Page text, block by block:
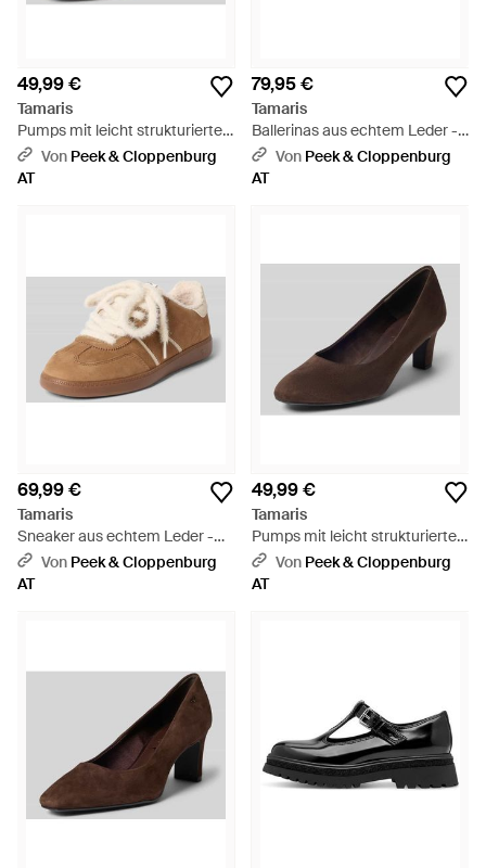
49,99 €
Tamaris
Pumps mit leicht strukturierter
Sohle - Natur
Von Peek & Cloppenburg
AT
79,95 €
Tamaris
Ballerinas aus echtem Leder -
Braun
Von Peek & Cloppenburg
AT
69,99 €
Tamaris
Sneaker aus echtem Leder -
PinkVon Peek & Cloppenburg
AT
49,99 €
Tamaris
Pumps mit leicht strukturierter
Sohle - Braun
Von Peek & Cloppenburg
AT